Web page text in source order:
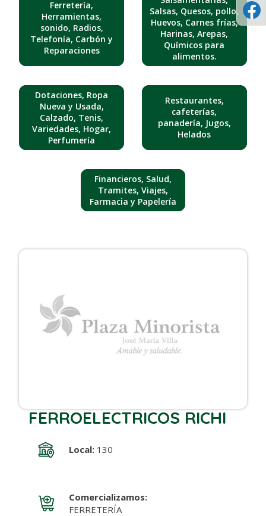
Ferretería,
Herramientas,
sonido, Radios,
Telefonía, Carbón y
Reparaciones
Salsas, Quesos, pollo,
Huevos, Carnes frías,
Harinas, Arepas,
Químicos para
alimentos.
Dotaciones, Ropa
Nueva y Usada,
Calzado, Tenis,
Variedades, Hogar,
Perfumería
Restaurantes,
cafeterías,
panadería, Jugos,
Helados
Financieros, Salud,
Tramites, Viajes,
Farmacia y Papelería
FERROELECTRICOS RICHI
Local:130
Comercializamos:
FERRETERÍA